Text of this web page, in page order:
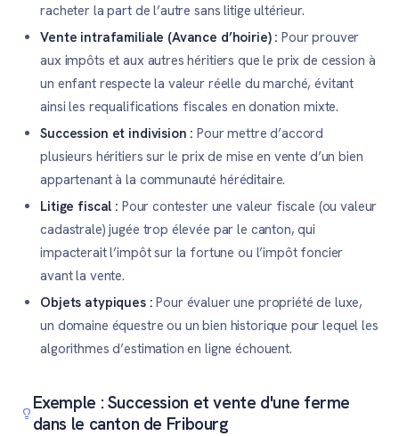
racheter la part de l’autre sans litige ultérieur.
Vente intrafamiliale (Avance d’hoirie) : Pour prouver
aux impôts et aux autres héritiers que le prix de cession à
un enfant respecte la valeur réelle du marché, évitant
ainsi les requalifications fiscales en donation mixte.
Succession et indivision : Pour mettre d’accord
plusieurs héritiers sur le prix de mise en vente d’un bien
appartenant à la communauté héréditaire.
Litige fiscal : Pour contester une valeur fiscale (ou valeur
cadastrale) jugée trop élevée par le canton, qui
impacterait l’impôt sur la fortune ou l’impôt foncier
avant la vente.
Objets atypiques : Pour évaluer une propriété de luxe,
un domaine équestre ou un bien historique pour lequel les
algorithmes d’estimation en ligne échouent.
Exemple : Succession et vente d'une ferme
dans le canton de Fribourg